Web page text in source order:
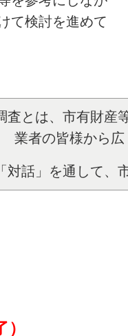
て検討を進めて
とは、市有財産
業者の皆様から
「対話」を通して、
）